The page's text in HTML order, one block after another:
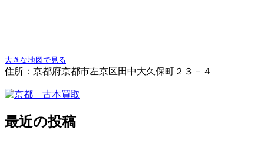
大きな地図で見る
住所：京都府京都市左京区田中大久保町２３－４
最近の投稿